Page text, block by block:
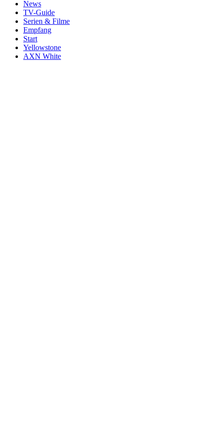
News
TV-Guide
Serien & Filme
Empfang
Start
Yellowstone
AXN White